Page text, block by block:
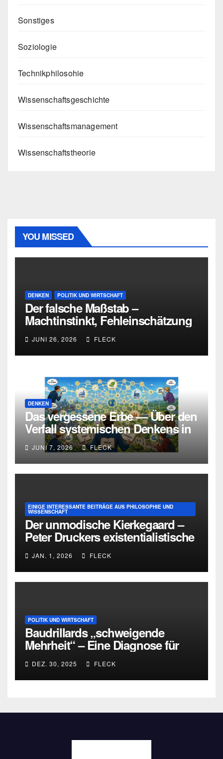
Sonstiges
Soziologie
Technikphilosohie
Wissenschaftsgeschichte
Wissenschaftsmanagement
Wissenschaftstheorie
YOU MISSED
DENKEN POLITIK UND WIRTSCHAFT
Der falsche Maßstab –
Machtinstinkt, Fehleinschätzung
und die Grenzen intellektueller
Urteilskraft
JUNI 26, 2026 FLECK
DENKEN
Das vergessene Erbe — Über den
Verfall systemischen Denkens in
Deutschland
JUNI 7, 2026 FLECK
EINIGE INTERESSANTE BEITRÄGE AUS PHILOSOPHIE UND
WISSENSCHAFT
Der unmodische Kierkegaard –
Peter Druckers existentialistische
Intervention von 1933
JAN. 1, 2026 FLECK
POLITIK UND WIRTSCHAFT
Baudrillards „schweigende
Mehrheit“ – Eine Diagnose für
heute
DEZ. 30, 2025 FLECK